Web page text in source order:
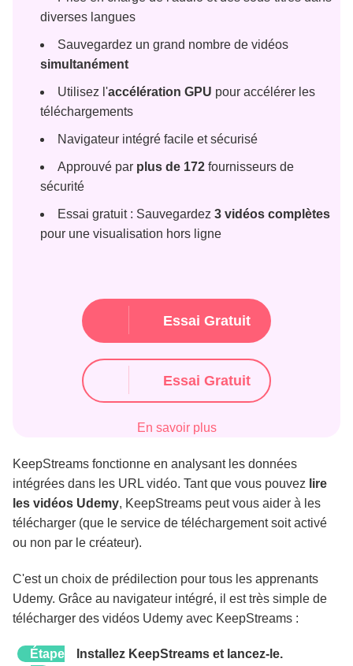
diverses langues
Sauvegardez un grand nombre de vidéos
simultanément
Utilisez l'accélération GPU pour accélérer les
téléchargements
Navigateur intégré facile et sécurisé
Approuvé par plus de 172 fournisseurs de
sécurité
Essai gratuit : Sauvegardez 3 vidéos complètes
pour une visualisation hors ligne
Essai Gratuit
Essai Gratuit
En savoir plus
KeepStreams fonctionne en analysant les données
intégrées dans les URL vidéo. Tant que vous pouvez lire
les vidéos Udemy, KeepStreams peut vous aider à les
télécharger (que le service de téléchargement soit activé
ou non par le créateur).
C'est un choix de prédilection pour tous les apprenants
Udemy. Grâce au navigateur intégré, il est très simple de
télécharger des vidéos Udemy avec KeepStreams :
Étape
Installez KeepStreams et lancez-le.